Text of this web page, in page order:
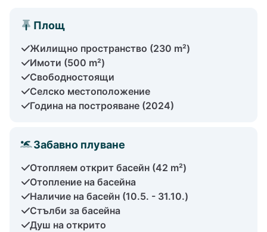
Площ
Жилищно пространство (230 m²)
Имоти (500 m²)
Свободностоящи
Селско местоположение
Година на построяване (2024)
Забавно плуване
Отопляем открит басейн (42 m²)
Отопление на басейна
Наличие на басейн (10.5. - 31.10.)
Стълби за басейна
Душ на открито